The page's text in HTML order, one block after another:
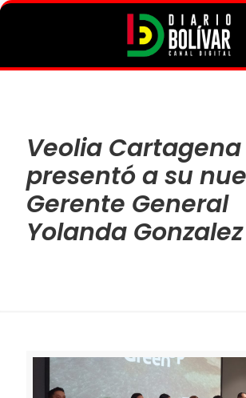
Veolia Cartagena
presentó a su
Gerente General
Yolanda Gonzalez